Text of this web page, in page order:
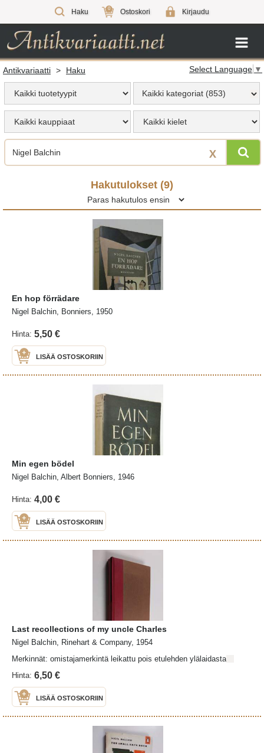
Haku 0 Ostoskori Kirjaudu
Select Language ▼
Antikvariaatti > Haku
Kaikki kategoriat (853)
X
Hakutulokset (9)
En hop förrädare
Nigel Balchin, Bonniers, 1950
Hinta: 5,50 €
LISÄÄ OSTOSKORIIN
Min egen bödel
Nigel Balchin, Albert Bonniers, 1946
Hinta: 4,00 €
LISÄÄ OSTOSKORIIN
Last recollections of my uncle Charles
Nigel Balchin, Rinehart & Company, 1954
Merkinnät: omistajamerkintä leikattu pois etulehden ylälaidasta
Hinta: 6,50 €
LISÄÄ OSTOSKORIIN